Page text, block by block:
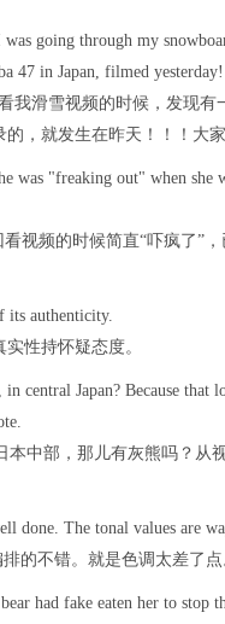
going through my
47 in Japan, filmed
我滑雪视频的时候，发现
，就发生在昨天！！！大
was "freaking out" when she
视频的时候简直“吓疯了”
its authenticity.
性持怀疑态度。
central Japan? Because
本中部，那儿有灰熊吗？
done. The tonal values are
的不错。就是色调太差了点
had fake eaten her to stop